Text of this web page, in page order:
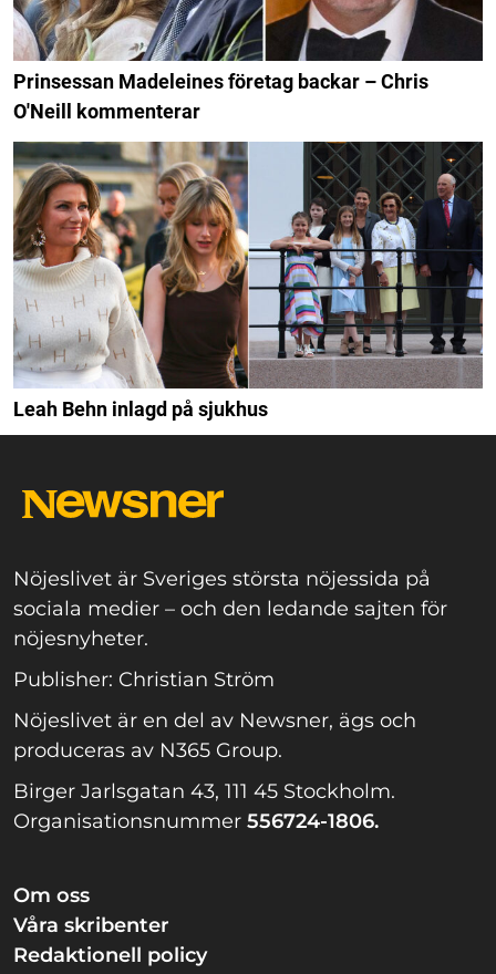
Prinsessan Madeleines företag backar – Chris
O'Neill kommenterar
Leah Behn inlagd på sjukhus
Nöjeslivet är Sveriges största nöjessida på
sociala medier – och den ledande sajten för
nöjesnyheter.
Publisher: Christian Ström
Nöjeslivet är en del av Newsner, ägs och
produceras av N365 Group.
Birger Jarlsgatan 43, 111 45 Stockholm.
Organisationsnummer 556724-1806.
Om oss
Våra skribenter
Redaktionell policy